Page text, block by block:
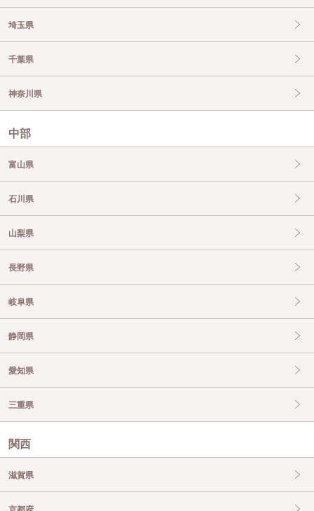
埼玉県
千葉県
神奈川県
中部
富山県
石川県
山梨県
長野県
岐阜県
静岡県
愛知県
三重県
関西
滋賀県